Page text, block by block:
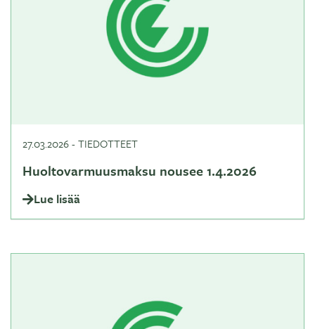
27.03.2026-TIEDOTTEET
Huoltovarmuusmaksu nousee 1.4.2026
Lue lisää